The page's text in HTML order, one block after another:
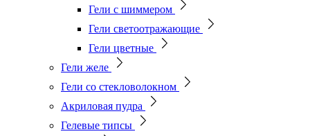
Гели с шиммером
Гели светоотражающие
Гели цветные
Гели желе
Гели со стекловолокном
Акриловая пудра
Гелевые типсы